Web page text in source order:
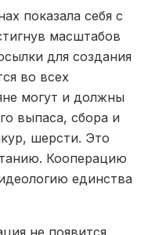
показала себя с
масштабов
для создания
во всех
могут и должны
выпаса, сбора и
шерсти. Это
Кооперацию
единства